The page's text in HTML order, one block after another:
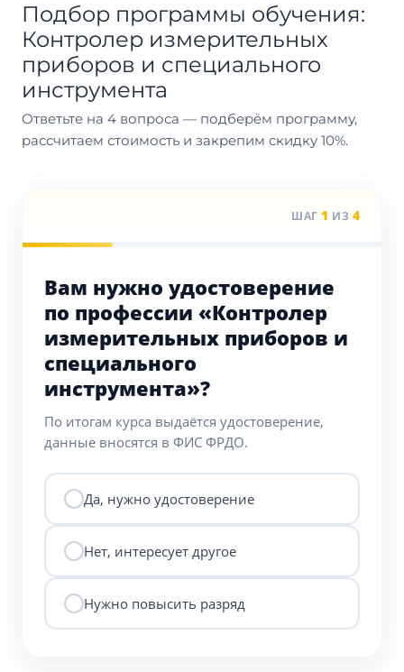
Подбор программы обучения:
Контролер измерительных
приборов и специального
инструмента
Ответьте на 4 вопроса — подберём программу,
рассчитаем стоимость и закрепим скидку 10%.
ШАГ 1 ИЗ 4
Вам нужно удостоверение
по профессии «Контролер
измерительных приборов и
специального
инструмента»?
По итогам курса выдаётся удостоверение,
данные вносятся в ФИС ФРДО.
Да, нужно удостоверение
Нет, интересует другое
Нужно повысить разряд